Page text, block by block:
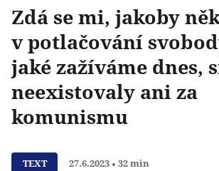
Zdá se mi, jakoby
v potlačování
jaké zažíváme dnes,
neexistovaly ani za
komunismu
TEXT 27.6.2023 32 min